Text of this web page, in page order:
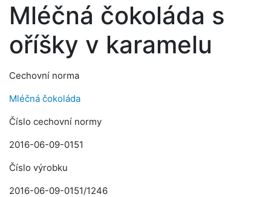
Mléčná čokoláda s
oříšky v karamelu
Cechovní norma
Mléčná čokoláda
Číslo cechovní normy
2016-06-09-0151
Číslo výrobku
2016-06-09-0151/1246